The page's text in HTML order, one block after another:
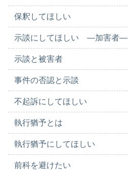
保釈してほしい
示談にしてほしい ―加害者―
示談と被害者
事件の否認と示談
不起訴にしてほしい
執行猶予とは
執行猶予にしてほしい
前科を避けたい